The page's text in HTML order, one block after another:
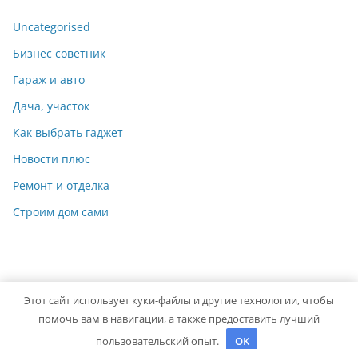
Uncategorised
Бизнес советник
Гараж и авто
Дача, участок
Как выбрать гаджет
Новости плюс
Ремонт и отделка
Строим дом сами
Copyright © 2026 Идеальный ремонт. Powered byColorMag
Этот сайт использует куки-файлы и другие технологии, чтобы
помочь вам в навигации, а также предоставить лучший
пользовательский опыт.
OK